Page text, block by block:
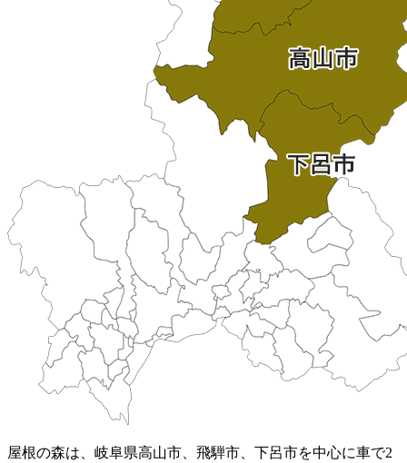
屋根の森は、岐阜県高山市、飛騨市、下呂市を中心に車で2